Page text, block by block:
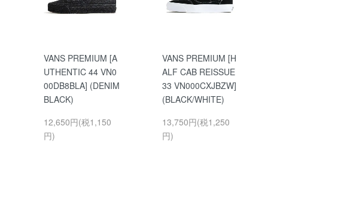
VANS PREMIUM [A
UTHENTIC 44 VN0
00DB8BLA] (DENIM
BLACK)
12,650円(税1,150
円)
VANS PREMIUM [H
ALF CAB REISSUE
33 VN000CXJBZW]
(BLACK/WHITE)
13,750円(税1,250
円)